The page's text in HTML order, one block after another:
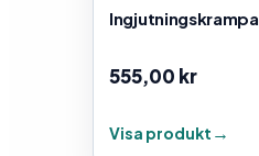
Ingjutningskrampa
555,00 kr
Visa produkt